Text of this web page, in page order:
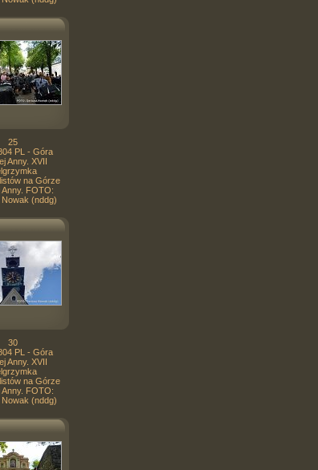
25
PL - Góra
Anny. XVII
na Górze
Anny. FOTO:
(nddg)
30
PL - Góra
Anny. XVII
na Górze
Anny. FOTO:
(nddg)